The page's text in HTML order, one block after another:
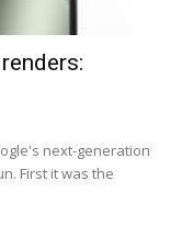
next-generation
First it was the